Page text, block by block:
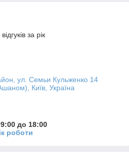
за рік
ул. Семьи Кульженко 14
Київ, Україна
до 18:00
роботи